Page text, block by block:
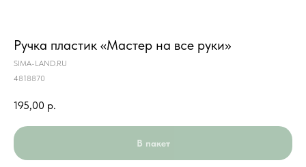
Ручка пластик «Мастер на все руки»
SIMA-LAND.RU
4818870
195,00 р.
В пакет